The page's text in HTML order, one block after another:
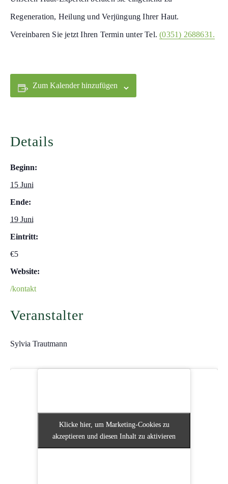
Regeneration, Heilung und Verjüngung Ihrer Haut.
Vereinbaren Sie jetzt Ihren Termin unter Tel.(0351) 2688631.
Zum Kalender hinzufügen
Details
Beginn:
15 Juni
Ende:
19 Juni
Eintritt:
€5
Website:
/kontakt
Veranstalter
Sylvia Trautmann
Klicke hier, um Marketing-Cookies zu
akzeptieren und diesen Inhalt zu aktivieren
Klicke hier, um Marketing-Cookies zu
akzeptieren und diesen Inhalt zu aktivieren